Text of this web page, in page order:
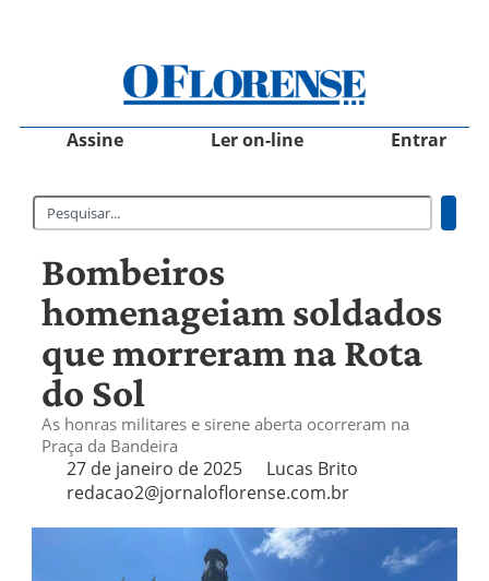
Assine Ler on-line Entrar
Bombeiros
homenageiam soldados
que morreram na Rota
do Sol
As honras militares e sirene aberta ocorreram na
Praça da Bandeira
27 de janeiro de 2025
Lucas Brito
redacao2@jornaloflorense.com.br